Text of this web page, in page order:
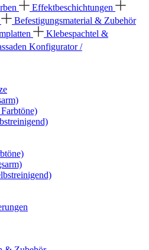
Effektbeschichtungen
Befestigungsmaterial & Zubehör
Klebespachtel &
Konfigurator /